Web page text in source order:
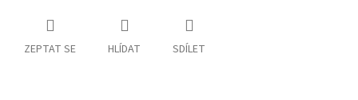
ZEPTAT SE HLÍDAT SDÍLET